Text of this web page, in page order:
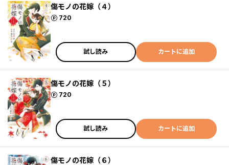
傷モノの花嫁（４）
720
ポイント
試し読み カートに追加
傷モノの花嫁（５）
720
ポイント
試し読み カートに追加
傷モノの花嫁（６）